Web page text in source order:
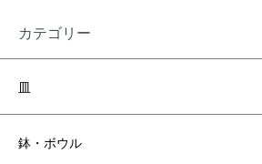
カテゴリー
皿
鉢・ボウル